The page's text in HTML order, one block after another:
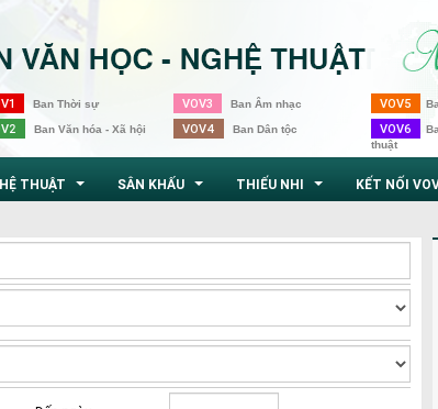
Ban Thời sự
Ban Văn hóa - Xã hội
VOV3 Ban Âm nhạc
VOV4 Ban Dân tộc
VOV5
VOV6
thuật
THUẬT SÂN KHẤU THIẾU NHI KẾT NỐI